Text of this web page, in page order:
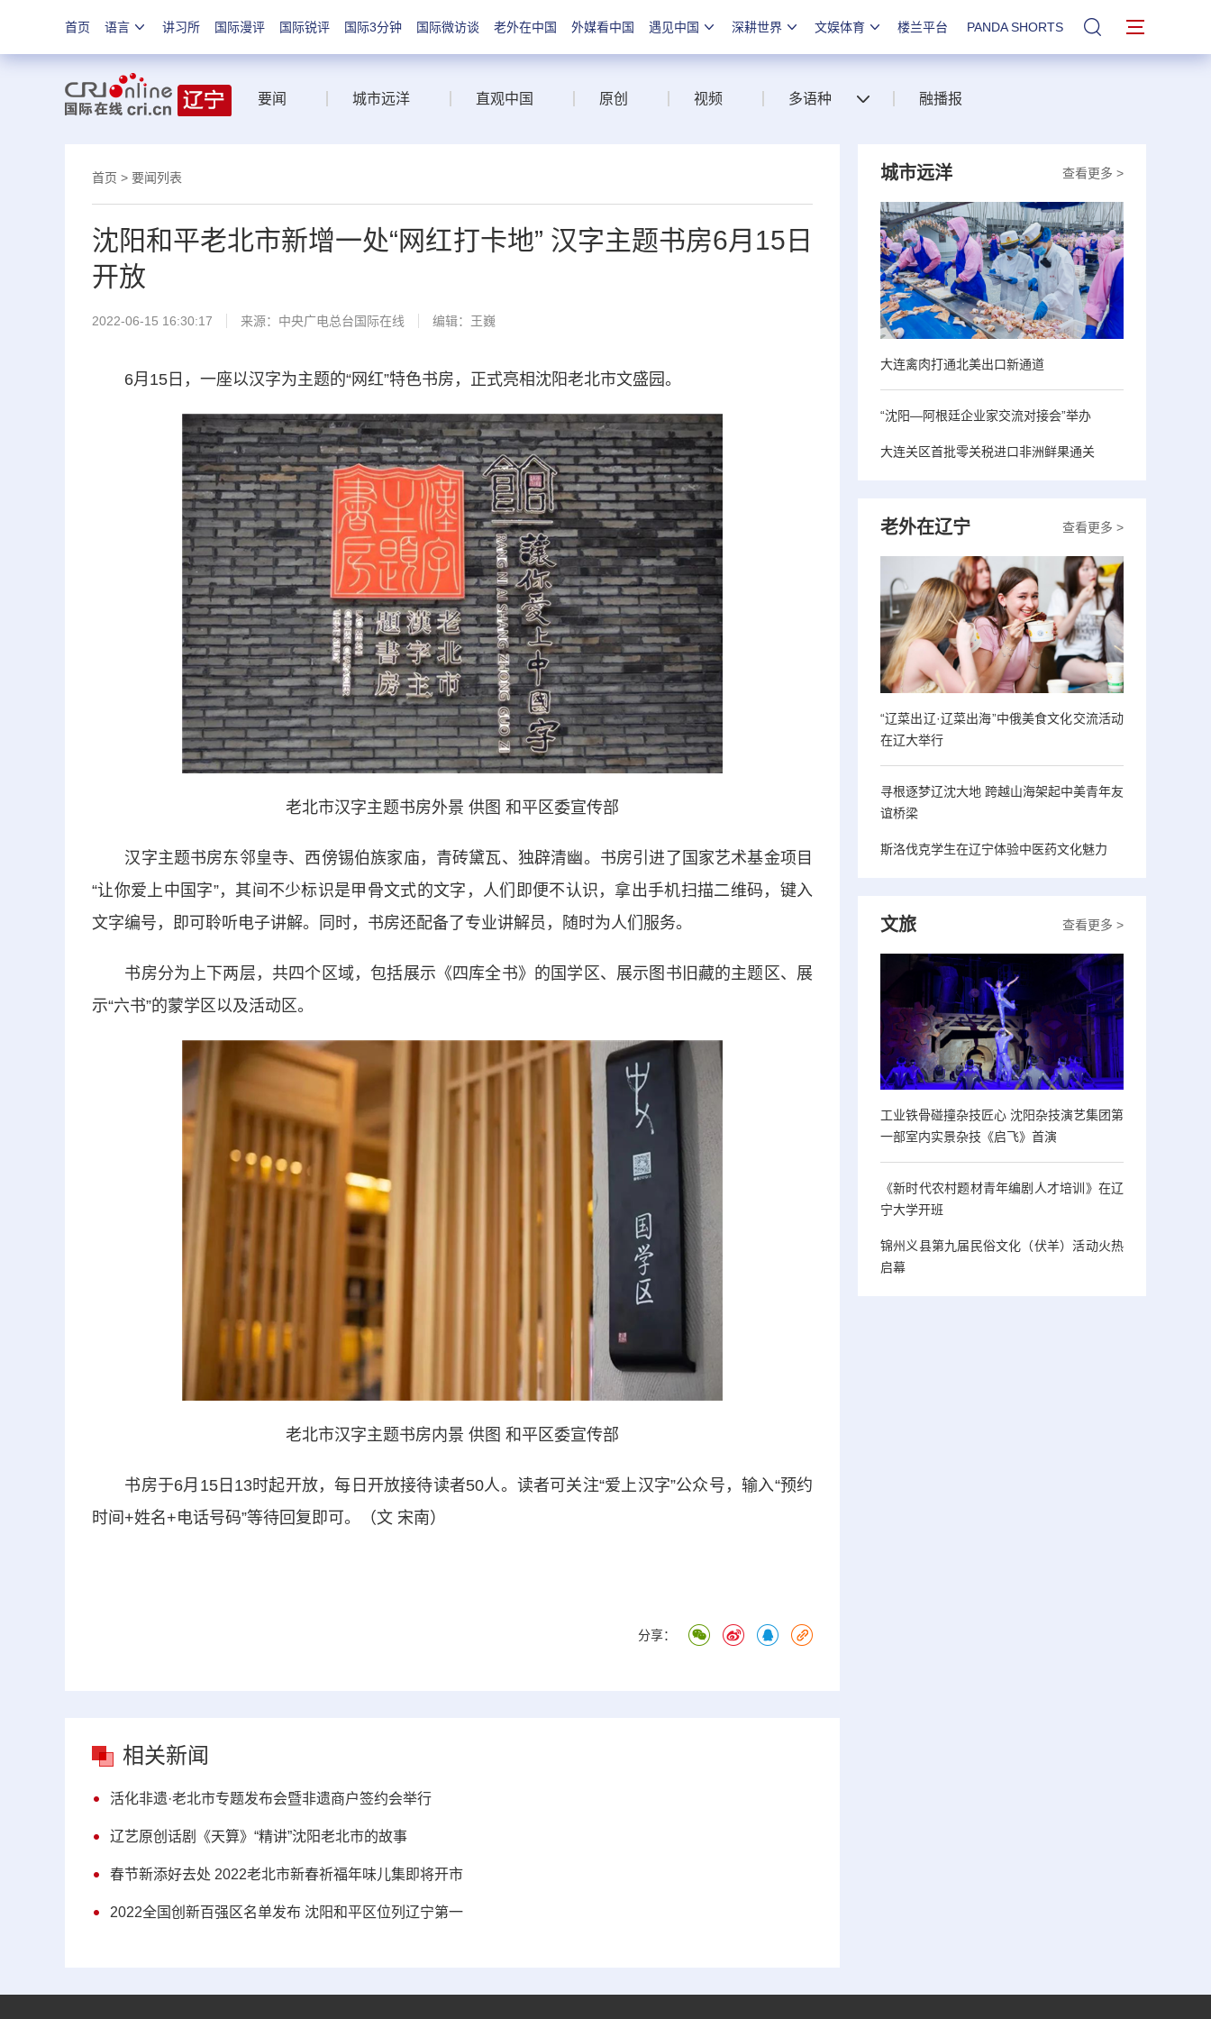
首页 语言 讲习所 国际漫评 国际锐评 国际3分钟 国际微访谈 老外在中国 外媒看中国 遇见中国 深耕世界 文娱体育 楼兰平台 PANDA SHORTS 站内搜索
要闻 城市远洋 直观中国 原创 视频 多语种 融播报
首页 > 要闻列表
沈阳和平老北市新增一处“网红打卡地” 汉字主题书房6月15日
开放
2022-06-15 16:30:17 来源：中央广电总台国际在线 编辑：王巍
6月15日，一座以汉字为主题的“网红”特色书房，正式亮相沈阳老北市文盛园。
老北市汉字主题书房外景 供图 和平区委宣传部
汉字主题书房东邻皇寺、西傍锡伯族家庙， 青砖黛瓦、独辟清幽。书房引进了国家艺术基金项目
“让你爱上中国字”，其间不少标识是甲骨文式的文字，人们即便不认识，拿出手机扫描二维码，键入
文字编号，即可聆听电子讲解。同时，书房还配备了专业讲解员，随时为人们服务。
书房分为上下两层，共四个区域，包括展示《四库全书》的国学区、展示图书旧藏的主题区、展
示“六书”的蒙学区以及活动区。
老北市汉字主题书房内景 供图 和平区委宣传部
书房于6月15日13时起开放，每日开放接待读者50人。读者可关注“爱上汉字”公众号，输入“预约
时间+姓名+电话号码”等待回复即可。（文 宋南）
分享：
相关新闻
活化非遗·老北市专题发布会暨非遗商户签约会举行
辽艺原创话剧《天算》“精讲”沈阳老北市的故事
春节新添好去处 2022老北市新春祈福年味儿集即将开市
2022全国创新百强区名单发布 沈阳和平区位列辽宁第一
查看更多 >
城市远洋
大连禽肉打通北美出口新通道
“沈阳—阿根廷企业家交流对接会”举办
大连关区首批零关税进口非洲鲜果通关
查看更多 >
老外在辽宁
“辽菜出辽·辽菜出海”中俄美食文化交流活动
在辽大举行
寻根逐梦辽沈大地 跨越山海架起中美青年友
谊桥梁
斯洛伐克学生在辽宁体验中医药文化魅力
查看更多 >
文旅
工业铁骨碰撞杂技匠心 沈阳杂技演艺集团第
一部室内实景杂技《启飞》首演
《新时代农村题材青年编剧人才培训》在辽
宁大学开班
锦州义县第九届民俗文化（伏羊）活动火热
启幕